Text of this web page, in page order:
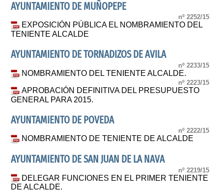
AYUNTAMIENTO DE MUÑOPEPE
nº 2252/15
EXPOSICIÓN PÚBLICA EL NOMBRAMIENTO DEL
TENIENTE ALCALDE
AYUNTAMIENTO DE TORNADIZOS DE AVILA
nº 2233/15
NOMBRAMIENTO DEL TENIENTE ALCALDE.
nº 2223/15
APROBACIÓN DEFINITIVA DEL PRESUPUESTO
GENERAL PARA 2015.
AYUNTAMIENTO DE POVEDA
nº 2222/15
NOMBRAMIENTO DE TENIENTE DE ALCALDE
AYUNTAMIENTO DE SAN JUAN DE LA NAVA
nº 2219/15
DELEGAR FUNCIONES EN EL PRIMER TENIENTE
DE ALCALDE.